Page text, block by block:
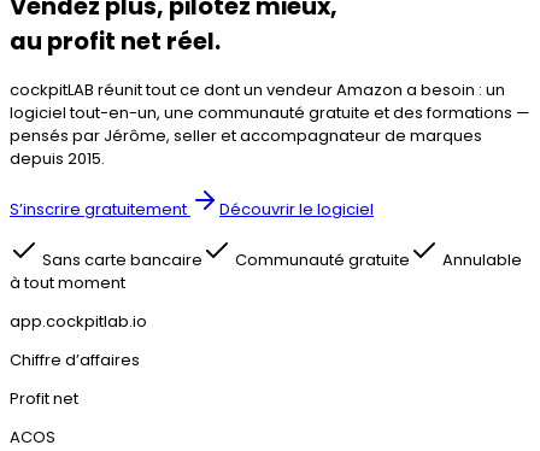
Vendez plus, pilotez mieux,
au profit net réel.
cockpitLAB réunit tout ce dont un vendeur Amazon a besoin : un
logiciel tout-en-un, une communauté gratuite et des formations —
pensés par Jérôme, seller et accompagnateur de marques
depuis 2015.
S’inscrire gratuitement Découvrir le logiciel
Sans carte bancaire Communauté gratuite
Annulable
à tout moment
app.cockpitlab.io
Chiffre d’affaires
Profit net
ACOS